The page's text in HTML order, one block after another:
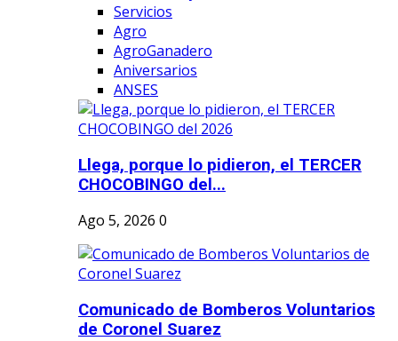
Servicios
Agro
AgroGanadero
Aniversarios
ANSES
Llega, porque lo pidieron, el TERCER
CHOCOBINGO del...
Ago 5, 2026 0
Comunicado de Bomberos Voluntarios
de Coronel Suarez